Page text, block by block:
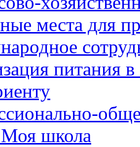
места для
питания в
школа